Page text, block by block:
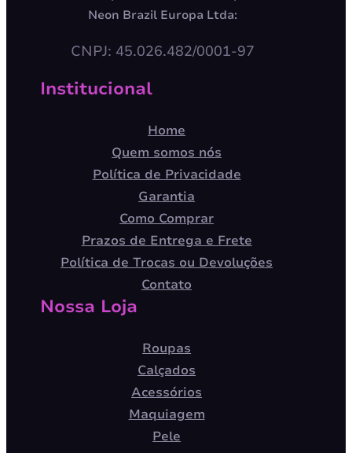
Neon Brazil Europa Ltda:
CNPJ: 45.026.482/0001-97
Institucional
Home
Quem somos nós
Política de Privacidade
Garantia
Como Comprar
Prazos de Entrega e Frete
Política de Trocas ou Devoluções
Contato
Nossa Loja
Roupas
Calçados
Acessórios
Maquiagem
Pele